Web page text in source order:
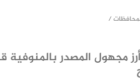
/
طن أرز مجهول المصدر